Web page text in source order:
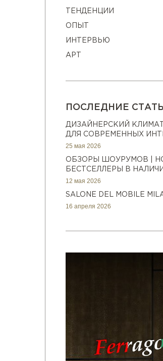
ТЕНДЕНЦИИ
ОПЫТ
ИНТЕРВЬЮ
АРТ
ПОСЛЕДНИЕ
ДИЗАЙНЕРСКИЙ
ДЛЯ СОВРЕМЕННЫХ
25 мая 2026
ОБЗОРЫ ШОУРУМОВ |
БЕСТСЕЛЛЕРЫ В
12 мая 2026
SALONE DEL MOBILE
16 апреля 2026